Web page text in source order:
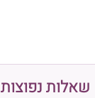
שאלות נפוצות